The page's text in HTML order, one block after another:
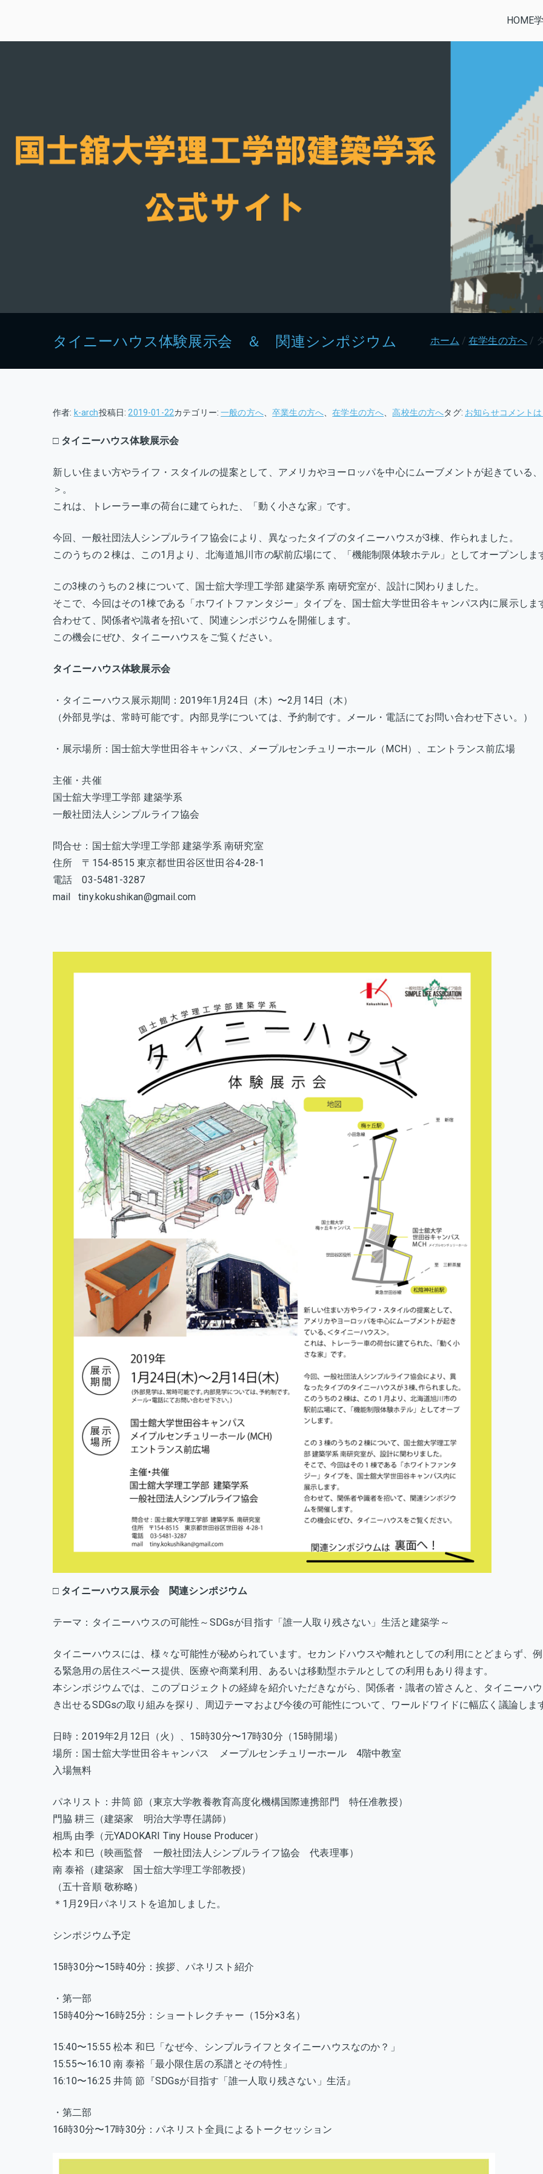
を
国士舘大学理工学部建築学系公式サイト
HOME
タイニーハウス体験展示会 ＆ 関連シンポジウム ホーム 在学生の方へ
作者: k-arch投稿日: 2019-01-22カテゴリー:一般の方へ、卒業生の方へ 、在学生の方へ 、高校生の方へタグ: お知らせタ
ハ
験
展
関
ム
の
コメント
□ タイニーハウス体験展示会
新しい住まい方やライフ・スタイルの提案として、アメリカやヨーロッパを中心にムーブメントが起きている
＞。
これは、トレーラー車の荷台に建てられた、「動く小さな家」です。
今回、一般社団法人シンプルライフ協会により、異なったタイプのタイニーハウスが3棟、作られました。
このうちの２棟は、この1月より、北海道旭川市の駅前広場にて、「機能制限体験ホテル」としてオープンしま
この3棟のうちの２棟について、国士舘大学理工学部 建築学系 南研究室が、設計に関わりました。
そこで、今回はその1棟である「ホワイトファンタジー」タイプを、国士舘大学世田谷キャンパス内に展示しま
合わせて、関係者や識者を招いて、関連シンポジウムを開催します。
この機会にぜひ、タイニーハウスをご覧ください。
タイニーハウス体験展示会
・タイニーハウス展示期間：2019年1月24日（木）〜2月14日（木）
（外部見学は、常時可能です。内部見学については、予約制です。メール・電話にてお問い合わせ下さい。）
・展示場所：国士舘大学世田谷キャンパス、メープルセンチュリーホール（MCH）、エントランス前広場
主催・共催
国士舘大学理工学部 建築学系
一般社団法人シンプルライフ協会
問合せ：国士舘大学理工学部 建築学系 南研究室
住所 〒154-8515 東京都世田谷区世田谷4-28-1
電話 03-5481-3287
mail tiny.kokushikan@gmail.com
□ タイニーハウス展示会 関連シンポジウム
テーマ：タイニーハウスの可能性～SDGsが目指す「誰一人取り残さない」生活と建築学～
タイニーハウスには、様々な可能性が秘められています。セカンドハウスや離れとしての利用にとどまらず、
る緊急用の居住スペース提供、医療や商業利用、あるいは移動型ホテルとしての利用もあり得ます。
本シンポジウムでは、このプロジェクトの経緯を紹介いただきながら、関係者・識者の皆さんと、タイニーハ
き出せるSDGsの取り組みを探り、周辺テーマおよび今後の可能性について、ワールドワイドに幅広く議論しま
日時：2019年2月12日（火）、15時30分〜17時30分（15時開場）
場所：国士舘大学世田谷キャンパス メープルセンチュリーホール 4階中教室
入場無料
パネリスト：井筒 節（東京大学教養教育高度化機構国際連携部門 特任准教授）
門脇 耕三（建築家 明治大学専任講師）
相馬 由季（元YADOKARI Tiny House Producer）
松本 和巳（映画監督 一般社団法人シンプルライフ協会 代表理事）
南 泰裕（建築家 国士舘大学理工学部教授）
（五十音順 敬称略）
＊1月29日パネリストを追加しました。
シンポジウム予定
15時30分〜15時40分：挨拶、パネリスト紹介
・第一部
15時40分〜16時25分：ショートレクチャー（15分×3名）
15:40〜15:55 松本 和巳「なぜ今、シンプルライフとタイニーハウスなのか？」
15:55〜16:10 南 泰裕「最小限住居の系譜とその特性」
16:10〜16:25 井筒 節『SDGsが目指す「誰一人取り残さない」生活』
・第二部
16時30分〜17時30分：パネリスト全員によるトークセッション